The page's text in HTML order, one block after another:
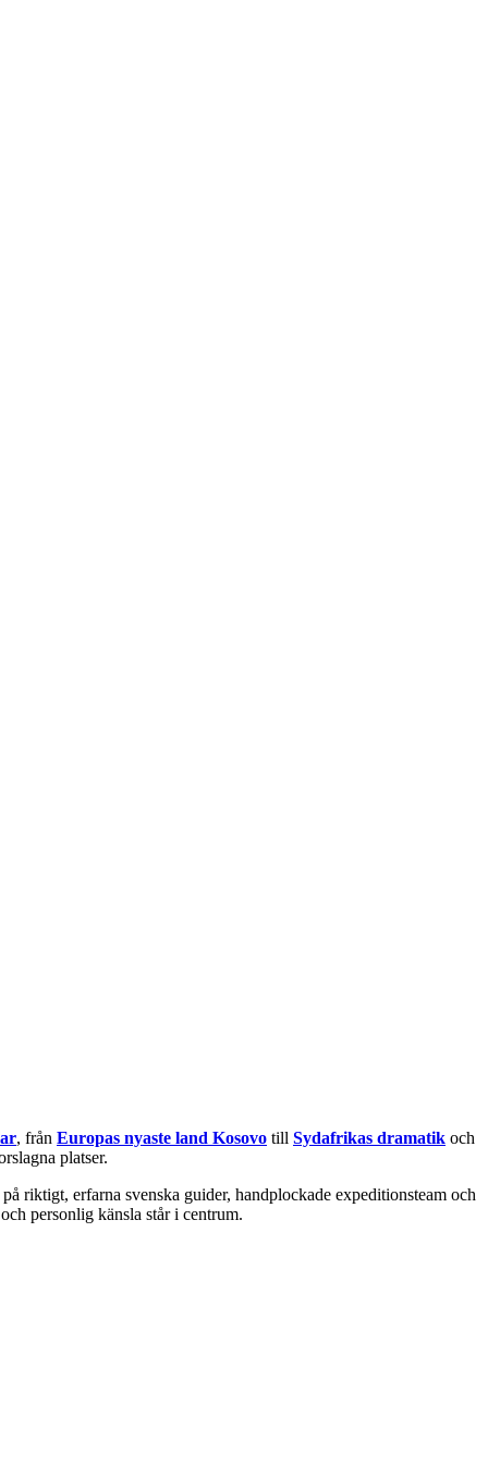
, från Europas nyaste land Kosovo till Sydafrikas dramatik och
platser.
riktigt, erfarna svenska guider, handplockade expeditionsteam och
personlig känsla står i centrum.